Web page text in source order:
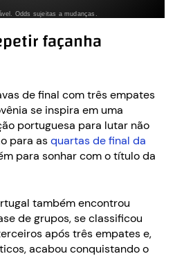
façanha
de final com três empates
se inspira em uma
portuguesa para lutar não
para asquartas de final da
para sonhar com o título da
também encontrou
de grupos, se classificou
após três empates e,
acabou conquistando o